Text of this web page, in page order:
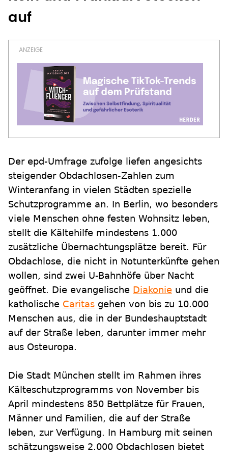
auf
Der epd-Umfrage zufolge liefen angesichts
steigender Obdachlosen-Zahlen zum
Winteranfang in vielen Städten spezielle
Schutzprogramme an. In Berlin, wo besonders
viele Menschen ohne festen Wohnsitz leben,
stellt die Kältehilfe mindestens 1.000
zusätzliche Übernachtungsplätze bereit. Für
Obdachlose, die nicht in Notunterkünfte gehen
wollen, sind zwei U-Bahnhöfe über Nacht
geöffnet. Die evangelische Diakonie und die
katholische Caritas gehen von bis zu 10.000
Menschen aus, die in der Bundeshauptstadt
auf der Straße leben, darunter immer mehr
aus Osteuropa.
Die Stadt München stellt im Rahmen ihres
Kälteschutzprogramms von November bis
April mindestens 850 Bettplätze für Frauen,
Männer und Familien, die auf der Straße
leben, zur Verfügung. In Hamburg mit seinen
schätzungsweise 2.000 Obdachlosen bietet